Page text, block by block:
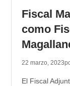
Fiscal
como
22 marzo, 2023
El Fiscal